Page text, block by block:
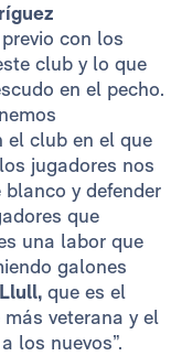
con los
club y lo que
en el pecho.
el club en el que
jugadores nos
y defender
que
una labor que
galones
Llull, que es el
veterana y el
los nuevos”.